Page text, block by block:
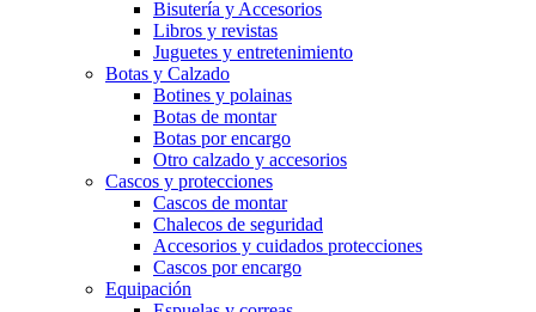
Bisutería y Accesorios
Libros y revistas
Juguetes y entretenimiento
Botas y Calzado
Botines y polainas
Botas de montar
Botas por encargo
Otro calzado y accesorios
Cascos y protecciones
Cascos de montar
Chalecos de seguridad
Accesorios y cuidados protecciones
Cascos por encargo
Equipación